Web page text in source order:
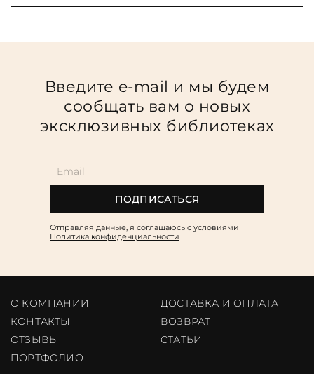
Введите e-mail и мы будем
сообщать вам о новых
эксклюзивных библиотеках
ПОДПИСАТЬСЯ
Отправляя данные, я соглашаюсь c условиями
Политика конфиденциальности
О КОМПАНИИ
ДОСТАВКА И ОПЛАТА
КОНТАКТЫ
ВОЗВРАТ
ОТЗЫВЫ
CТАТЬИ
ПОРТФОЛИО